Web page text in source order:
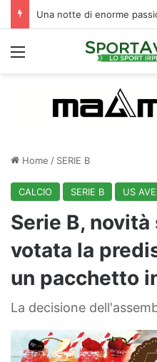
Menu
Home / SERIE B
CALCIO SERIE B US
Serie B,
votata la
un pacchetto
La decisione